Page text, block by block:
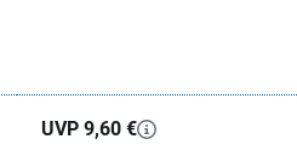
UVP 9,60 €